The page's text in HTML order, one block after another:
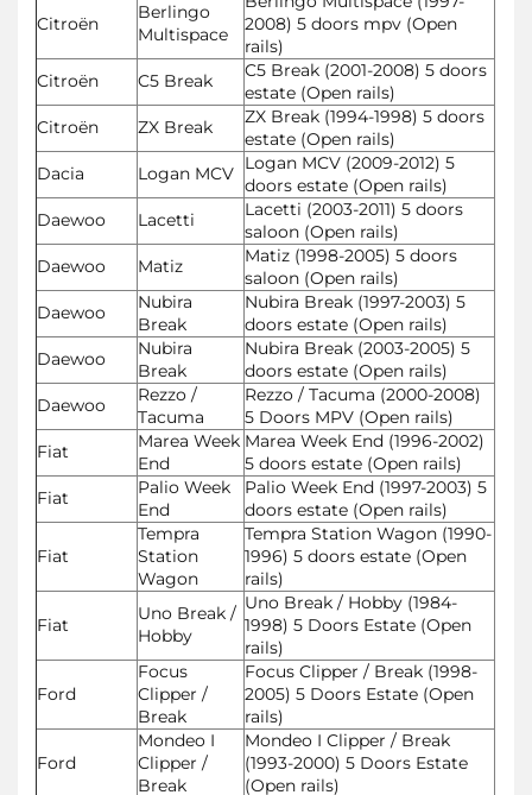
Citroën
Berlingo
Multispace
2008) 5 doors mpv (Open
rails)
Citroën
C5 Break
C5 Break (2001-2008) 5 doors
estate (Open rails)
Citroën
ZX Break
ZX Break (1994-1998) 5 doors
estate (Open rails)
Dacia
Logan MCV Logan MCV (2009-2012) 5
doors estate (Open rails)
Daewoo
Lacetti
Lacetti (2003-2011) 5 doors
saloon (Open rails)
Daewoo
Matiz
Matiz (1998-2005) 5 doors
saloon (Open rails)
Daewoo
Nubira
Break
Nubira Break (1997-2003) 5
doors estate (Open rails)
Daewoo
Nubira
Break
Nubira Break (2003-2005) 5
doors estate (Open rails)
Daewoo
Rezzo /
Tacuma
Rezzo / Tacuma (2000-2008)
5 Doors MPV (Open rails)
Fiat
Marea Week
End
Marea Week End (1996-2002)
5 doors estate (Open rails)
Fiat
Palio Week
End
Palio Week End (1997-2003) 5
doors estate (Open rails)
Fiat
Tempra
Station
Wagon
Tempra Station Wagon (1990-
1996) 5 doors estate (Open
rails)
Fiat
Uno Break /
Hobby
Uno Break / Hobby (1984-
1998) 5 Doors Estate (Open
rails)
Ford
Focus
Clipper /
Break
Focus Clipper / Break (1998-
2005) 5 Doors Estate (Open
rails)
Ford
Mondeo I
Clipper /
Break
Mondeo I Clipper / Break
(1993-2000) 5 Doors Estate
(Open rails)